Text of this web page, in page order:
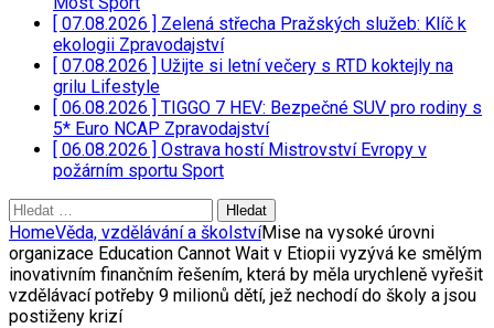
[ 07.08.2026 ] Zelená střecha Pražských služeb: Klíč k
ekologii Zpravodajství
[ 07.08.2026 ] Užijte si letní večery s RTD koktejly na
grilu Lifestyle
[ 06.08.2026 ] TIGGO 7 HEV: Bezpečné SUV pro rodiny s
5* Euro NCAP Zpravodajství
[ 06.08.2026 ] Ostrava hostí Mistrovství Evropy v
požárním sportu Sport
Vyhledávání
HomeVěda, vzdělávání a školstvíMise na vysoké úrovni
organizace Education Cannot Wait v Etiopii vyzývá ke smělým
inovativním finančním řešením, která by měla urychleně vyřešit
vzdělávací potřeby 9 milionů dětí, jež nechodí do školy a jsou
postiženy krizí